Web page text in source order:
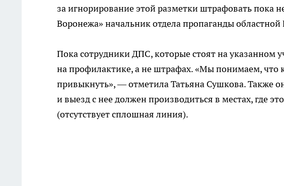
за игнорирование этой разметки штрафовать пока
Воронежа» начальник отдела пропаганды
Пока сотрудники ДПС, которые стоят на указанном
на профилактике, а не штрафах. «Мы понимаем, что
привыкнуть», — отметила Татьяна Сушкова. Также
и выезд с нее должен производиться в местах, где
(отсутствует сплошная линия).